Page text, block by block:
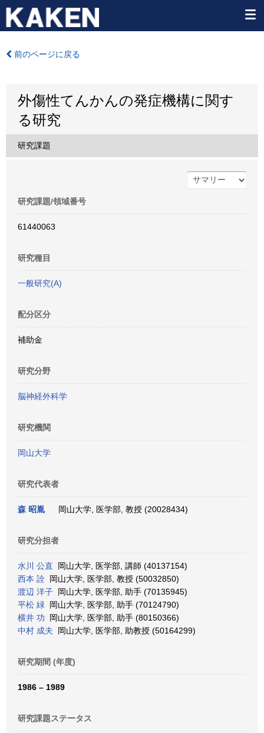
前のページに戻る
外傷性てんかんの発症機構に関す
る研究
研究課題
研究課題/領域番号
61440063
研究種目
一般研究(A)
配分区分
補助金
研究分野
脳神経外科学
研究機関
岡山大学
研究代表者
森 昭胤 岡山大学, 医学部, 教授 (20028434)
研究分担者
水川 公直 岡山大学, 医学部, 講師 (40137154)
西本 詮 岡山大学, 医学部, 教授 (50032850)
渡辺 洋子 岡山大学, 医学部, 助手 (70135945)
平松 緑 岡山大学, 医学部, 助手 (70124790)
横井 功 岡山大学, 医学部, 助手 (80150366)
中村 成夫 岡山大学, 医学部, 助教授 (50164299)
研究期間 (年度)
1986 – 1989
研究課題ステータス